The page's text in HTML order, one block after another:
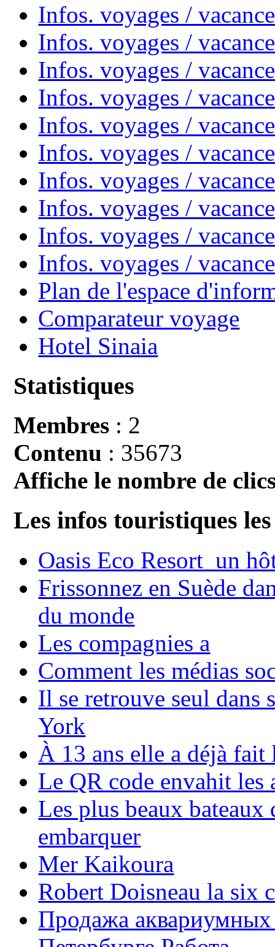
Infos. voyages /
Infos. voyages /
Infos. voyages /
Infos. voyages /
Infos. voyages /
Infos. voyages /
Infos. voyages /
Infos. voyages /
Infos. voyages /
Infos. voyages /
Plan de l'espace
Comparateur voyage
Hotel Sinaia
Statistiques
Membres : 2
Contenu : 35673
Affiche le nombre de
Les infos touristiques
Oasis Eco Resort un
Frissonnez en Suède
du monde
Les compagnies a
Comment les médias
Il se retrouve seul dans
York
À 13 ans elle a déjà
Le QR code envahit les
Les plus beaux bateaux
embarquer
Mer Kaikoura
Robert Doisneau la six
Продажа аквариумных